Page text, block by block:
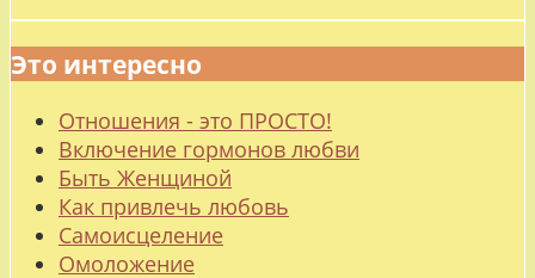
Это интересно
Отношения - это ПРОСТО!
Включение гормонов любви
Быть Женщиной
Как привлечь любовь
Самоисцеление
Омоложение